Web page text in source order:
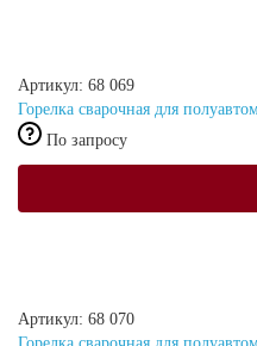
Артикул: 68 069
Горелка сварочная для
По запросу
Артикул: 68 070